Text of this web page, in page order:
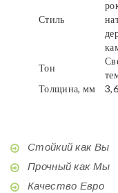
Стиль
Тон
Толщина, мм
Стойкий как Вы
Прочный как Мы
Качество Евро